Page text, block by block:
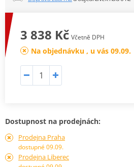
3 838 Kč Včetně DPH
Na objednávku , u vás 09.09.
Dostupnost na prodejnách:
Prodejna Praha
dostupné 09.09.
Prodejna Liberec